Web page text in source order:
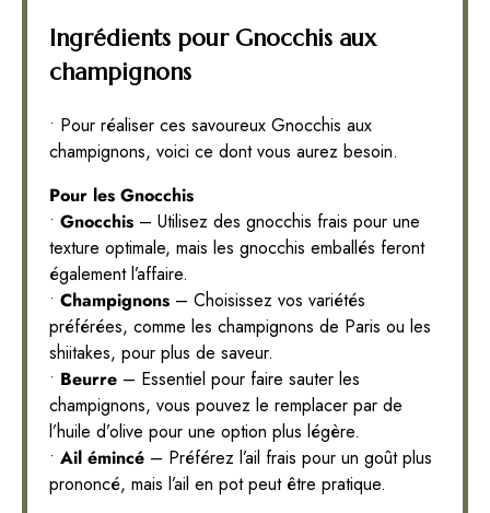
Ingrédients pour Gnocchis aux
champignons
• Pour réaliser ces savoureux Gnocchis aux
champignons, voici ce dont vous aurez besoin.
Pour les Gnocchis
• Gnocchis – Utilisez des gnocchis frais pour une
texture optimale, mais les gnocchis emballés feront
également l’affaire.
• Champignons – Choisissez vos variétés
préférées, comme les champignons de Paris ou les
shiitakes, pour plus de saveur.
• Beurre – Essentiel pour faire sauter les
champignons, vous pouvez le remplacer par de
l’huile d’olive pour une option plus légère.
• Ail émincé – Préférez l’ail frais pour un goût plus
prononcé, mais l’ail en pot peut être pratique.